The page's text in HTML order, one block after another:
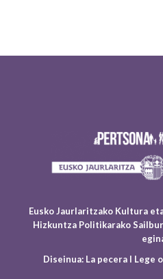
Eusko Jaurlaritzako Kultura
Hizkuntza Politikarako
Diseinua: La pecera I Lege